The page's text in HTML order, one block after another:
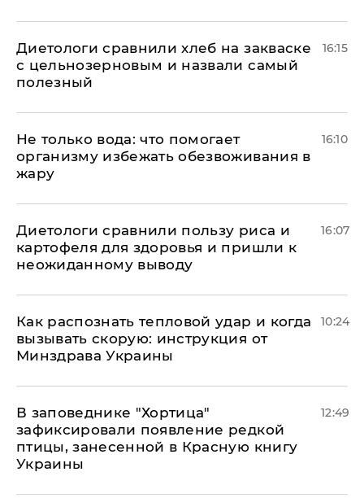
Диетологи сравнили хлеб на закваске
с цельнозерновым и назвали самый
полезный
16:15
Не только вода: что помогает
организму избежать обезвоживания в
жару
16:10
Диетологи сравнили пользу риса и
картофеля для здоровья и пришли к
неожиданному выводу
16:07
Как распознать тепловой удар и когда
вызывать скорую: инструкция от
Минздрава Украины
10:24
В заповеднике "Хортица"
зафиксировали появление редкой
птицы, занесенной в Красную книгу
Украины
12:49